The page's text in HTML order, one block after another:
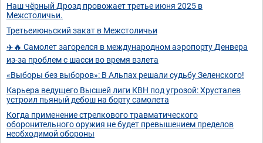
Наш чёрный Дрозд провожает третье июня 2025 в
Межстоличьи.
Третьеиюньский закат в Межстоличьи
✈️🔥 Самолет загорелся в международном аэропорту Денвера
из-за проблем с шасси во время взлета
«Выборы без выборов»: В Альпах решали судьбу Зеленского!
Карьера ведущего Высшей лиги КВН под угрозой: Хрусталев
устроил пьяный дебош на борту самолета
Когда применение стрелкового травматического
оборонительного оружия не будет превышением пределов
необходимой обороны